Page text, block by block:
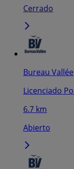
Cerrado
Bureau Vallée
Licenciado
6.7 km
Abierto